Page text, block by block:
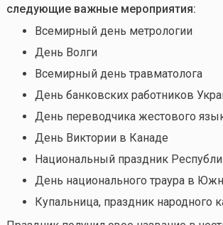
следующие важные мероприятия:
Всемирный день метрологии
День Волги
Всемирный день травматолога
День банковских работников
День переводчика жестового
День Виктории в Канаде
Национальный праздник
День национального траура в
Купальница, праздник народного